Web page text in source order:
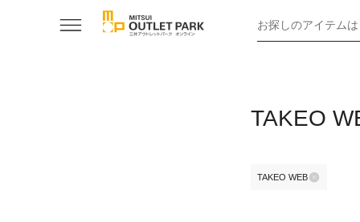
お探しのアイテム
TAKEO
TAKEO WEB